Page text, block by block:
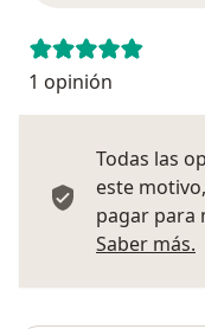
1 opinión
Todas las
este
pagar para
Saber más.